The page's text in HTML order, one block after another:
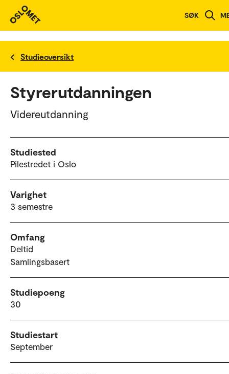
SØK
Studieoversikt
Styrerutdanningen
Videreutdanning
Studiested
Pilestredet i Oslo
Varighet
3 semestre
Omfang
Deltid
Samlingsbasert
Studiepoeng
30
Studiestart
September